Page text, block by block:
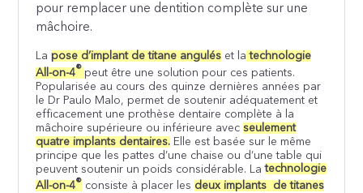
pour remplacer une dentition complète sur une
mâchoire.
La pose d’implant de titane angulés et la technologie
All-on-4®peut être une solution pour ces patients.
Popularisée au cours des quinze dernières années par
le Dr Paulo Malo, permet de soutenir adéquatement et
efficacement une prothèse dentaire complète à la
mâchoire supérieure ou inférieure avecseulement
quatre implants dentaires. Elle est basée sur le même
principe que les pattes d’une chaise ou d’une table qui
peuvent soutenir un poids considérable. Latechnologie
All-on-4® consiste à placer les deux implants de titanes